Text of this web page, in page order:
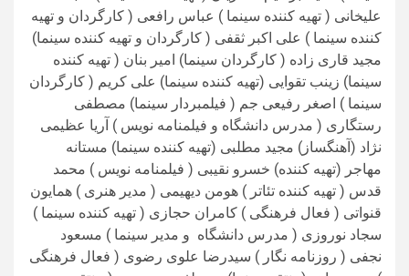
علیخانی ( تهیه کننده سینما ) عباس رافعی ( کارگردان و تهیه
کننده سینما ) علی اکبر ثقفی ( کارگردان و تهیه کننده سینما)
مجید قاری زاده ( کارگردان سینما) امیر بنان ( تهیه کننده
سینما) زینب تقوایی (تهیه کننده سینما) علی کریم ( کارگردان
سینما ) اصغر رفیعی جم ( فیلمبردار سینما) مصطفی
رستگاری ( مدرس دانشگاه و فیلمنامه نویس ) آریا عظیمی
نژاد (آهنگساز) مجید مطلبی (تهیه کننده سینما) مستانه
مهاجر (تهیه کننده) خسرو نقیبی ( فیلمنامه نویس ) محمد
قدس ( تهیه کننده تئاتر ) هومن دیهیمی ( مدیر هنری ) همایون
قنواتی ( فعال فرهنگی ) کامران حجازی ( تهیه کننده سینما )
سجاد نوروزی ( مدرس دانشگاه و مدیر سینما ) مسعود
نجفی ( روزنامه نگار ) سیدرضا علوی رضوی ( فعال فرهنگی